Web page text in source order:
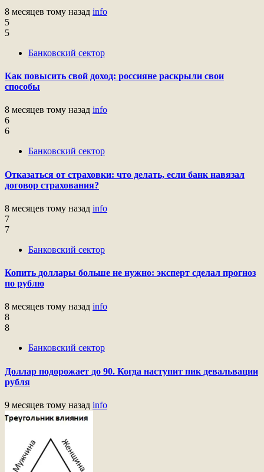
8 месяцев тому назад info
5
5
Банковский сектор
Как повысить свой доход: россияне раскрыли свои
способы
8 месяцев тому назад info
6
6
Банковский сектор
Отказаться от страховки: что делать, если банк навязал
договор страхования?
8 месяцев тому назад info
7
7
Банковский сектор
Копить доллары больше не нужно: эксперт сделал прогноз
по рублю
8 месяцев тому назад info
8
8
Банковский сектор
Доллар подорожает до 90. Когда наступит пик девальвации
рубля
9 месяцев тому назад info